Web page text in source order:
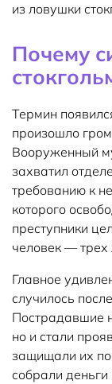
из ловушки
Почему
Термин
произошло
Вооруженный
захватил
требованию к
которого
преступники
человек —
Главное
случилось
Пострадавшие
но и стали
защищали их
собрали